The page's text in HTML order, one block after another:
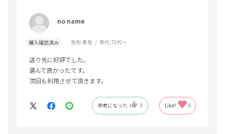
no name
購入確認済み 性別:男性 年代:70代～
送り先に好評でした。
選んで良かったです。
次回も利用させて頂きます。
参考になった 0 Like! 0